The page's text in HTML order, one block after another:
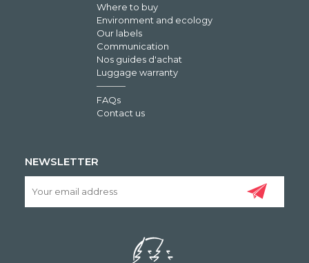
Where to buy
Environment and ecology
Our labels
Communication
Nos guides d'achat
Luggage warranty
FAQs
Contact us
NEWSLETTER